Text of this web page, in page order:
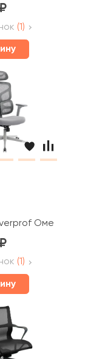
(1)
Омега /
(1)